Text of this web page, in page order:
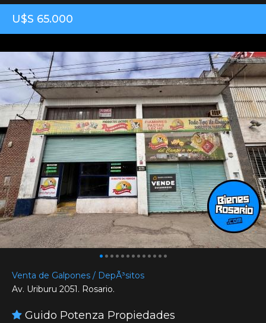
U$S 65.000
Venta de Galpones / DepÃ³sitos
Av. Uriburu 2051. Rosario.
Guido Potenza Propiedades